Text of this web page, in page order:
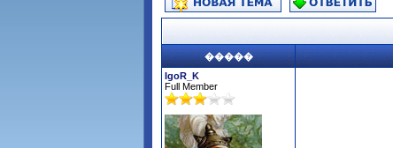
�����
IgoR_K
Full Member